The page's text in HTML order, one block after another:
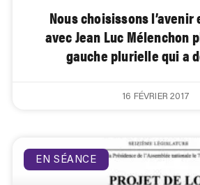
Nous choisissons l’avenir
avec Jean Luc Mélenchon
gauche plurielle qui a
16 FÉVRIER 2017
EN SÉANCE